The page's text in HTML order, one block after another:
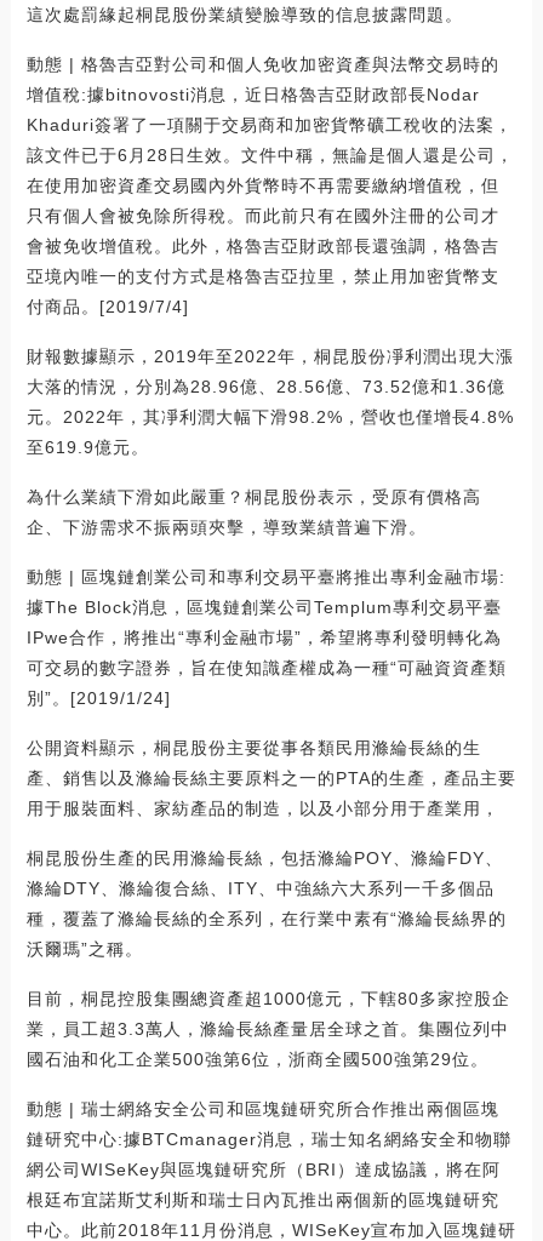
這次處罰緣起桐昆股份業績變臉導致的信息披露問題。
動態 | 格魯吉亞對公司和個人免收加密資產與法幣交易時的
增值稅:據bitnovosti消息，近日格魯吉亞財政部長Nodar
Khaduri簽署了一項關于交易商和加密貨幣礦工稅收的法案，
該文件已于6月28日生效。文件中稱，無論是個人還是公司，
在使用加密資產交易國內外貨幣時不再需要繳納增值稅，但
只有個人會被免除所得稅。而此前只有在國外注冊的公司才
會被免收增值稅。此外，格魯吉亞財政部長還強調，格魯吉
亞境內唯一的支付方式是格魯吉亞拉里，禁止用加密貨幣支
付商品。[2019/7/4]
財報數據顯示，2019年至2022年，桐昆股份凈利潤出現大漲
大落的情況，分別為28.96億、28.56億、73.52億和1.36億
元。2022年，其凈利潤大幅下滑98.2%，營收也僅增長4.8%
至619.9億元。
為什么業績下滑如此嚴重？桐昆股份表示，受原有價格高
企、下游需求不振兩頭夾擊，導致業績普遍下滑。
動態 | 區塊鏈創業公司和專利交易平臺將推出專利金融市場:
據The Block消息，區塊鏈創業公司Templum專利交易平臺
IPwe合作，將推出“專利金融市場”，希望將專利發明轉化為
可交易的數字證券，旨在使知識產權成為一種“可融資資產類
別”。[2019/1/24]
公開資料顯示，桐昆股份主要從事各類民用滌綸長絲的生
產、銷售以及滌綸長絲主要原料之一的PTA的生產，產品主要
用于服裝面料、家紡產品的制造，以及小部分用于產業用，
桐昆股份生產的民用滌綸長絲，包括滌綸POY、滌綸FDY、
滌綸DTY、滌綸復合絲、ITY、中強絲六大系列一千多個品
種，覆蓋了滌綸長絲的全系列，在行業中素有“滌綸長絲界的
沃爾瑪”之稱。
目前，桐昆控股集團總資產超1000億元，下轄80多家控股企
業，員工超3.3萬人，滌綸長絲產量居全球之首。集團位列中
國石油和化工企業500強第6位，浙商全國500強第29位。
動態 | 瑞士網絡安全公司和區塊鏈研究所合作推出兩個區塊
鏈研究中心:據BTCmanager消息，瑞士知名網絡安全和物聯
網公司WISeKey與區塊鏈研究所（BRI）達成協議，將在阿
根廷布宜諾斯艾利斯和瑞士日內瓦推出兩個新的區塊鏈研究
中心。此前2018年11月份消息，WISeKey宣布加入區塊鏈研